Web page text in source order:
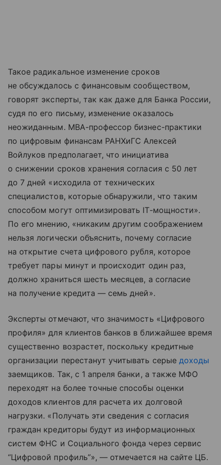
Такое радикальное изменение сроков
не обсуждалось с финансовым сообществом,
говорят эксперты, так как даже для Банка России,
судя по его письму, изменение оказалось
неожиданным. МВА-профессор бизнес-практики
по цифровым финансам РАНХиГС Алексей
Войлуков предполагает, что инициатива
о снижении сроков хранения согласия с 50 лет
до 7 дней «исходила от технических
специалистов, которые обнаружили, что таким
способом могут оптимизировать IT-мощности».
По его мнению, «никаким другим соображением
нельзя логически объяснить, почему согласие
на открытие счета цифрового рубля, которое
требует пары минут и происходит один раз,
должно храниться шесть месяцев, а согласие
на получение кредита — семь дней».
Эксперты отмечают, что значимость «Цифрового
профиля» для клиентов банков в ближайшее время
существенно возрастет, поскольку кредитные
организации перестанут учитывать серые доходы
заемщиков. Так, с 1 апреля банки, а также МФО
переходят на более точные способы оценки
доходов клиентов для расчета их долговой
нагрузки. «Получать эти сведения с согласия
граждан кредиторы будут из информационных
систем ФНС и Социального фонда через сервис
“Цифровой профиль”», — отмечается на сайте ЦБ.